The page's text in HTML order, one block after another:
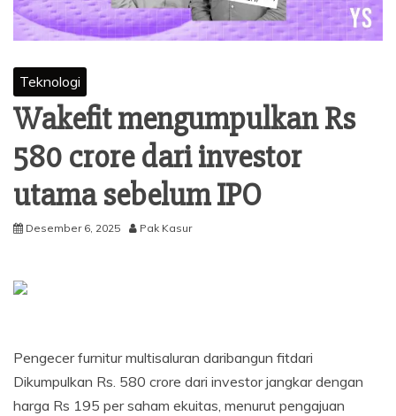
Teknologi
Wakefit mengumpulkan Rs
580 crore dari investor
utama sebelum IPO
Desember 6, 2025 Pak Kasur
Pengecer furnitur multisaluran daribangun fitdari
Dikumpulkan Rs. 580 crore dari investor jangkar dengan
harga Rs 195 per saham ekuitas, menurut pengajuan